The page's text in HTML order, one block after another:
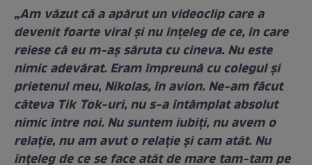
„Am văzut că a apărut un videoclip care a
devenit foarte viral şi nu înţeleg de ce, în care
reiese că eu m-aş săruta cu cineva. Nu este
nimic adevărat. Eram împreună cu colegul şi
prietenul meu, Nikolas, în avion. Ne-am făcut
câteva Tik Tok-uri, nu s-a întâmplat absolut
nimic între noi. Nu suntem iubiţi, nu avem o
relaţie, nu am avut o relaţie şi cam atât. Nu
înţeleg de ce se face atât de mare tam-tam pe